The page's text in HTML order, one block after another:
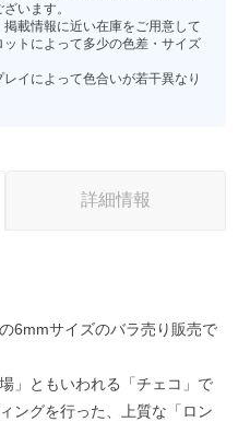
います。
掲載情報に近い在庫をご用意して
ットによって多少の色差・サイズ
レイによって色合いが若干異なり
詳細情報
6mmサイズのバラ売り販売で
」ともいわれる「チェコ」で
ングを行った、上質な「ロン